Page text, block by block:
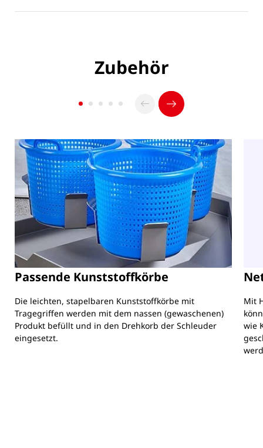
Zubehör
Passende Kunststoffkörbe
Die leichten, stapelbaren Kunststoffkörbe mit
Tragegriffen werden mit dem nassen (gewaschenen)
Produkt befüllt und in den Drehkorb der Schleuder
eingesetzt.
Mit
wie